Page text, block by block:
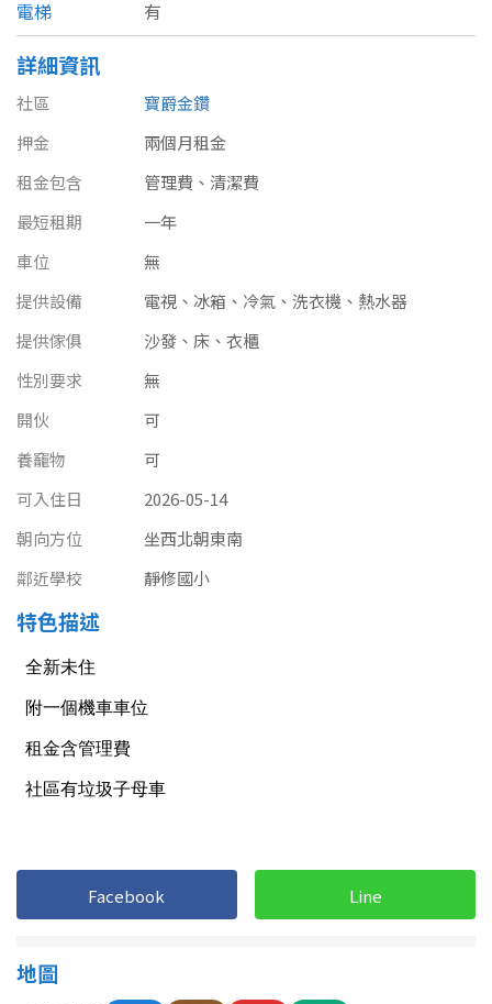
新竹縣
彰化縣
南投縣
雲林縣
嘉義縣
台南市
高雄市
屏東縣
金門連江
農舍
20~30 坪 30~40 坪
~
樓層
不拘
1樓
電梯
有
詳細資訊
社區
寶爵金鑽
押金
兩個月租金
租金包含
管理費、清潔費
最短租期
一年
車位
無
提供設備
電視、冰箱、冷氣、洗衣機、熱水器
提供傢俱
沙發、床、衣櫃
性別要求
無
開伙
可
養竉物
可
可入住日
2026-05-14
朝向方位
坐西北朝東南
鄰近學校
靜修國小
特色描述
Facebook Line
地圖